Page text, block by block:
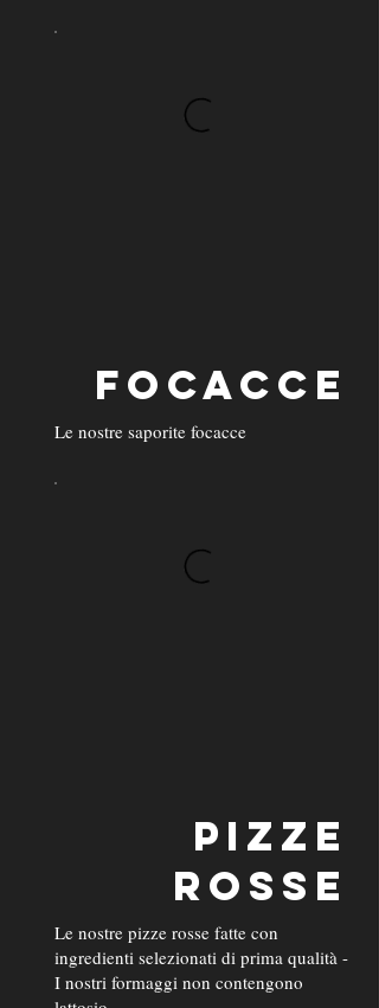
FOCACCE
Le nostre saporite focacce
PIZZE
ROSSE
Le nostre pizze rosse fatte con
ingredienti selezionati di prima qualità -
I nostri formaggi non contengono